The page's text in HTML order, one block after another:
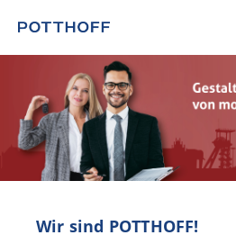
Wir sind POTTHOFF!